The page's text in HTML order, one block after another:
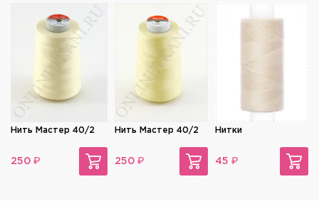
Нить Мастер 40/2
250 ₽
Нить Мастер 40/2
250 ₽
Нитки
45 ₽